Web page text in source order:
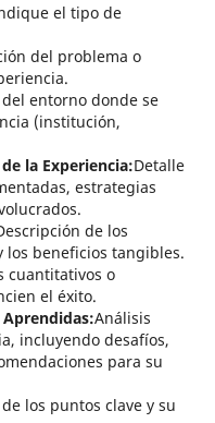
el tipo de
del problema o
entorno donde se
(institución,
la Experiencia:Detalle
estrategias
de los
los beneficios tangibles.
cuantitativos o
el éxito.
Aprendidas:Análisis
incluyendo desafíos,
para su
los puntos clave y su